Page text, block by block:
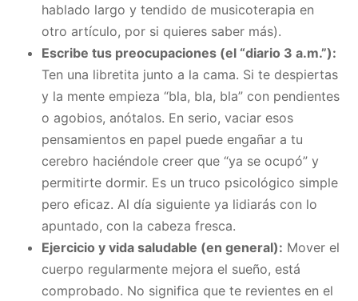
hablado largo y tendido de musicoterapia en
otro artículo, por si quieres saber más).
Escribe tus preocupaciones (el “diario 3 a.m.”):
Ten una libretita junto a la cama. Si te despiertas
y la mente empieza “bla, bla, bla” con pendientes
o agobios, anótalos. En serio, vaciar esos
pensamientos en papel puede engañar a tu
cerebro haciéndole creer que “ya se ocupó” y
permitirte dormir. Es un truco psicológico simple
pero eficaz. Al día siguiente ya lidiarás con lo
apuntado, con la cabeza fresca.
Ejercicio y vida saludable (en general): Mover el
cuerpo regularmente mejora el sueño, está
comprobado. No significa que te revientes en el